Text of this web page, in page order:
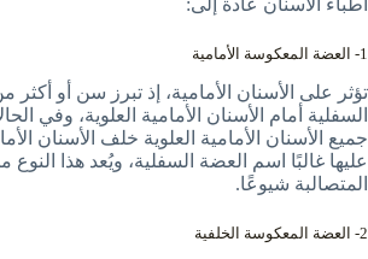
أطباء الأسنان عادة إلى:
1- العضة المعكوسة الأمامية
تؤثر على الأسنان الأمامية، إذ تبرز سن أو أكثر
السفلية أمام الأسنان الأمامية العلوية، وفي
جميع الأسنان الأمامية العلوية خلف الأسنان
عليها غالبًا اسم العضة السفلية، ويُعد هذا النوع
المتصالبة شيوعًا.
2- العضة المعكوسة الخلفية